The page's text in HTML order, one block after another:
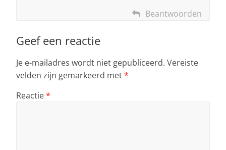
Beantwoorden
Geef een reactie
Je e-mailadres wordt niet gepubliceerd. Vereiste
velden zijn gemarkeerd met*
Reactie*